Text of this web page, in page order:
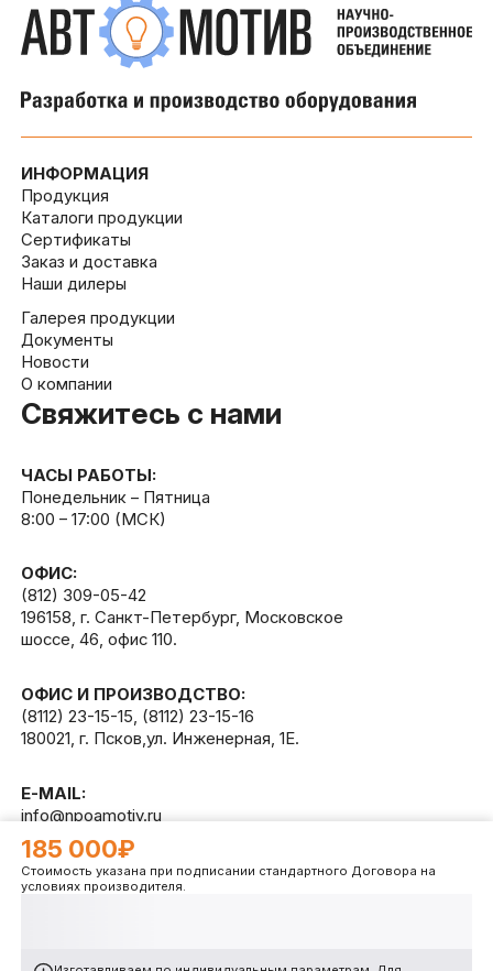
185 000₽
Стоимость указана при подписании стандартного Договора на
условиях производителя.
ИНФОРМАЦИЯ
Продукция
Каталоги продукции
Сертификаты
Заказ и доставка
Наши дилеры
Галерея продукции
Документы
Новости
О компании
Свяжитесь с нами
ЧАСЫ РАБОТЫ:
Понедельник – Пятница
8:00 – 17:00 (МСК)
ОФИС:
(812) 309-05-42
196158, г. Санкт-Петербург, Московское
шоссе, 46, офис 110.
ОФИС И ПРОИЗВОДСТВО:
(8112) 23-15-15, (8112) 23-15-16
180021, г. Псков,ул. Инженерная, 1Е.
E-MAIL:
info@npoamotiv.ru
Разработано вWEBCETERA